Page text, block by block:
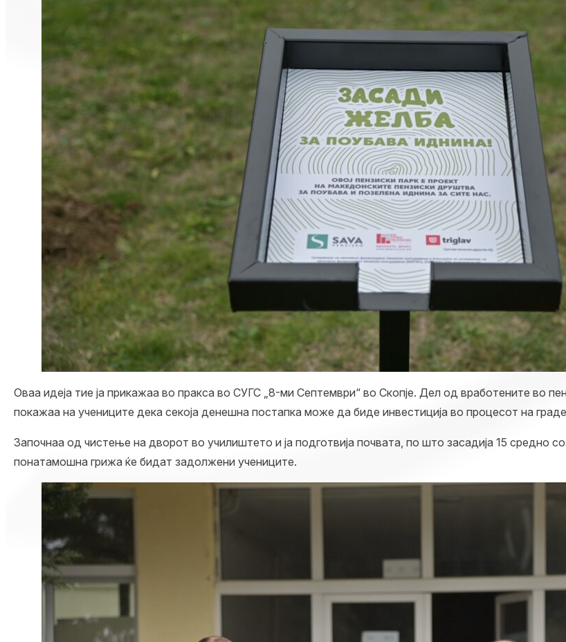
Оваа идеја тие ја прикажаа во пракса во СУГС „8-ми Септември“ во Скопје. Дел од вработените во
покажаа на учениците дека секоја денешна постапка може да биде инвестиција во процесот на
Започнаа од чистење на дворот во училиштето и ја подготвија почвата, по што засадија 15 средно
понатамошна грижа ќе бидат задолжени учениците.